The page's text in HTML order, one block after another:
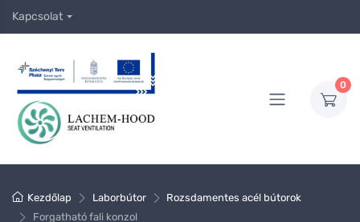
Kapcsolat
0
Kezdőlap Laborbútor
Rozsdamentes acél bútorok
Forgatható fali konzol